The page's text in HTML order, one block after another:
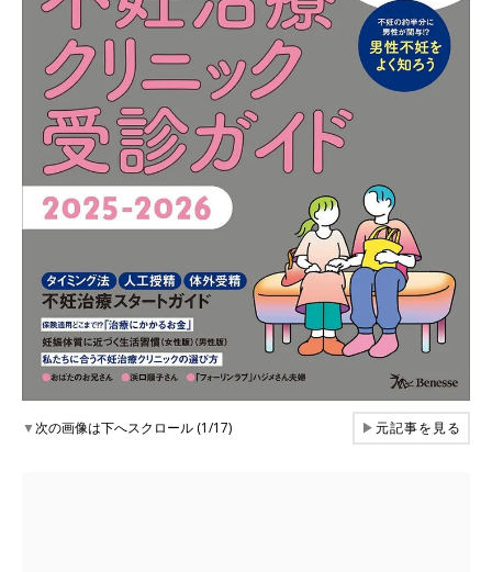
▼次の画像は下へスクロール (1/17) ▶元記事を見る